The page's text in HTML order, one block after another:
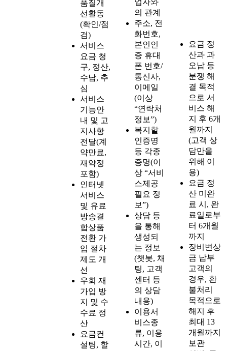
요금 정
산과 과
오납 등
분쟁 해
결 목적
으로 서
비스 해
지 후 6개
월까지
(고객 상
담만을
위해 이
용)
요금 정
산 미완
료 시, 완
료일로부
터 6개월
까지
장비변상
금 납부
고객의
경우, 환
불처리
목적으로
해지 후
최대 13
개월까지
보관
품질개
선활동
(확인/점
검)
서비스
요금 청
구, 정산,
수납, 추
심
서비스
기능안
내 및 고
지사항
전달(계
약만료,
재약정
포함)
인터넷
서비스
및 유료
방송결
합상품
전환 가
입 절차
제도 개
선
우회 재
가입 방
지 및 수
수료 정
산
요금컨
설팅, 할
의 관계
주소, 전
화번호,
본인인
증 휴대
폰 번호/
통신사,
이메일
(이상
“연락처
정보”)
복지할
인증명
등 각종
증명(이
상 “서비
스제공
필요 정
보”)
상담 등
을 통해
생성되
는 정보
(챗봇, 채
팅, 고객
센터 등
의 상담
내용)
이용서
비스종
류, 이용
시간, 이